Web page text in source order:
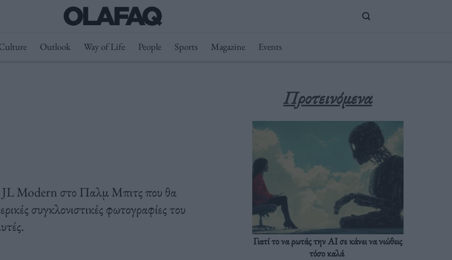
Outlook Way of Life People Sports Magazine Events
JL Modern στο Παλμ Μπιτς που θα
συγκλονιστικές φωτογραφίες του
Προτεινόμενα
Γιατί το να ρωτάς την AI σε κάνει να νιώθεις
τόσο καλά